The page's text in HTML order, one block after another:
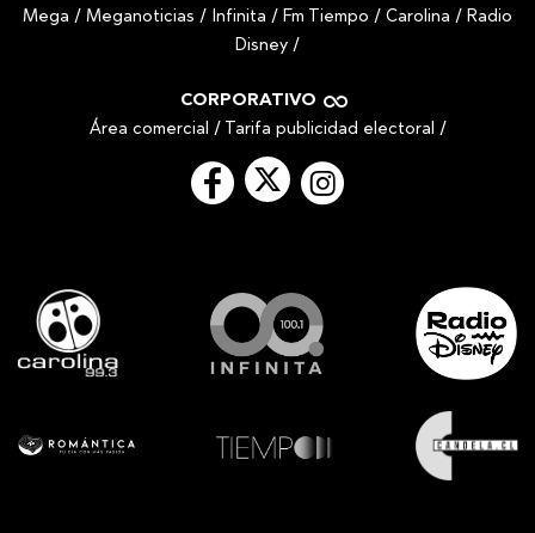
Mega / Meganoticias / Infinita / Fm Tiempo / Carolina / Radio
Disney /
CORPORATIVO
Área comercial / Tarifa publicidad electoral /